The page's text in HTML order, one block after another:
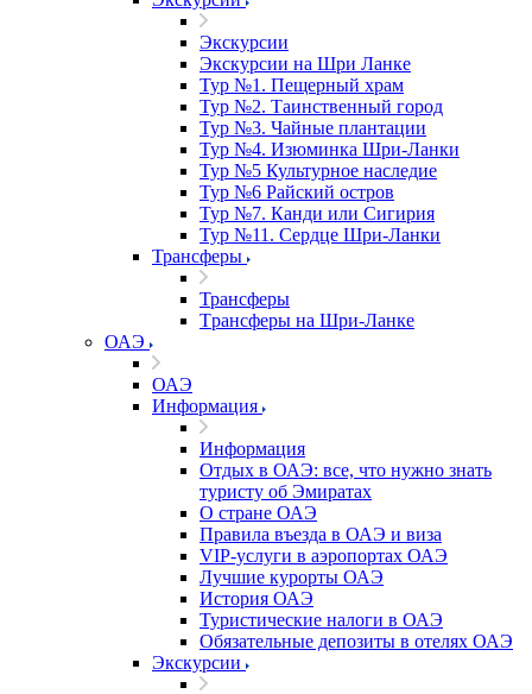
Экскурсии
Экскурсии на Шри Ланке
Тур №1. Пещерный храм
Тур №2. Таинственный город
Тур №3. Чайные плантации
Тур №4. Изюминка Шри-Ланки
Тур №5 Культурное наследие
Тур №6 Райский остров
Тур №7. Канди или Сигирия
Тур №11. Сердце Шри-Ланки
Трансферы
Трансферы
Tрансферы на Шри-Ланке
ОАЭ
ОАЭ
Информация
Информация
Отдых в ОАЭ: все, что нужно знать
туристу об Эмиратах
О стране ОАЭ
Правила въезда в ОАЭ и виза
VIP-услуги в аэропортах ОАЭ
Лучшие курорты ОАЭ
История ОАЭ
Туристические налоги в ОАЭ
Обязательные депозиты в отелях ОАЭ
Экскурсии